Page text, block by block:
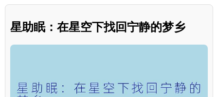
星助眠：在星空下找回宁静的梦乡